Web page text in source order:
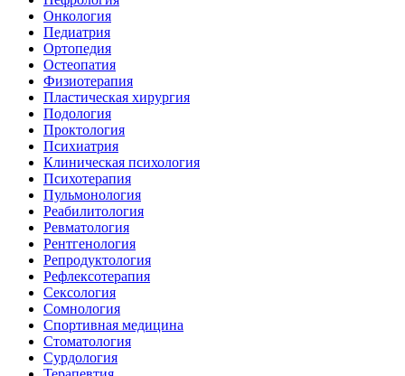
Онкология
Педиатрия
Ортопедия
Остеопатия
Физиотерапия
Пластическая хирургия
Подология
Проктология
Психиатрия
Клиническая психология
Психотерапия
Пульмонология
Реабилитология
Ревматология
Рентгенология
Репродуктология
Рефлексотерапия
Сексология
Сомнология
Спортивная медицина
Стоматология
Сурдология